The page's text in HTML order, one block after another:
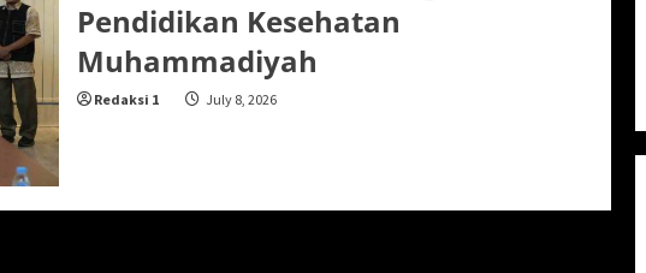
Pendidikan Kesehatan
Muhammadiyah
Redaksi 1 July 8, 2026